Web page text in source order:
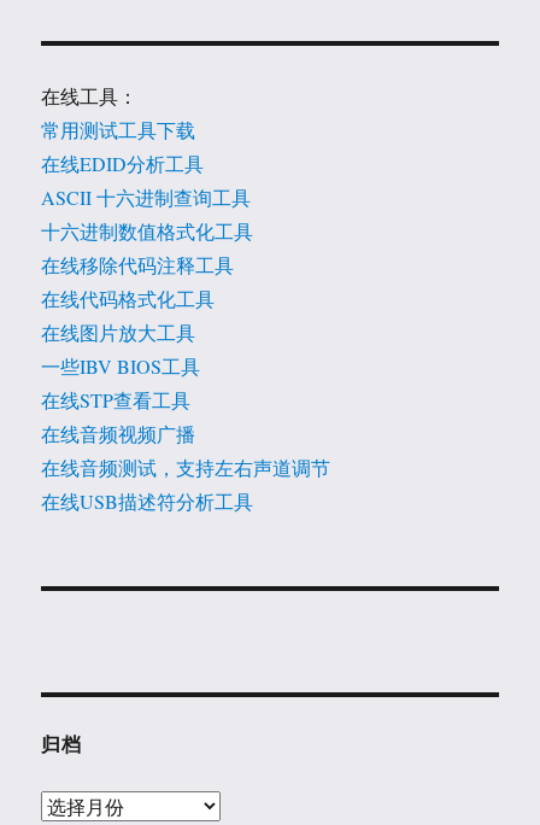
在线工具：
常用测试工具下载
在线EDID分析工具
ASCII 十六进制查询工具
十六进制数值格式化工具
在线移除代码注释工具
在线代码格式化工具
在线图片放大工具
一些IBV BIOS工具
在线STP查看工具
在线音频视频广播
在线音频测试，支持左右声道调节
在线USB描述符分析工具
归档
归